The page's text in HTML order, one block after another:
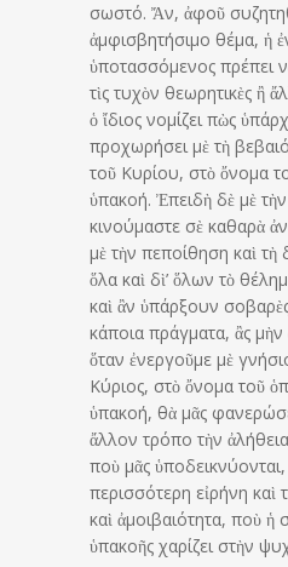
σωστό. Ἄν, ἀφοῦ
ἀμφισβητήσιμο θέμα, ἡ
ὑποτασσόμενος πρέπει
τὶς τυχὸν θεωρητικὲς ἢ
ὁ ἴδιος νομίζει πὼς
προχωρήσει μὲ τὴ
τοῦ Κυρίου, στὸ ὄνομα
ὑπακοή. Ἐπειδὴ δὲ μὲ
κινούμαστε σὲ καθαρὰ
μὲ τὴν πεποίθηση καὶ τὴ
ὅλα καὶ δὶ’ ὅλων τὸ
καὶ ἂν ὑπάρξουν
κάποια πράγματα, ἂς
ὅταν ἐνεργοῦμε μὲ
Κύριος, στὸ ὄνομα τοῦ
ὑπακοή, θὰ μᾶς
ἄλλον τρόπο τὴν
ποὺ μᾶς
περισσότερη εἰρήνη καὶ
καὶ ἀμοιβαιότητα, ποὺ ἡ
ὑπακοῆς χαρίζει στὴν